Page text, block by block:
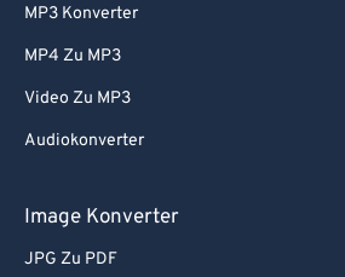
MP3 Konverter
MP4 Zu MP3
Video Zu MP3
Audiokonverter
Image Konverter
JPG Zu PDF